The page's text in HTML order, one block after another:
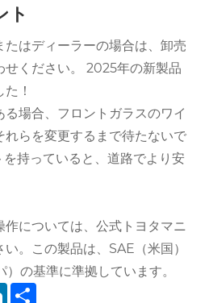
ト
はディーラーの場合は、卸売
せください。 2025年の新製品
！
場合、フロントガラスのワイ
らを変更するまで待たないで
持っていると、道路でより安
については、公式トヨタマニ
。この製品は、SAE（米国）
の基準に準拠しています。
LinkedIn